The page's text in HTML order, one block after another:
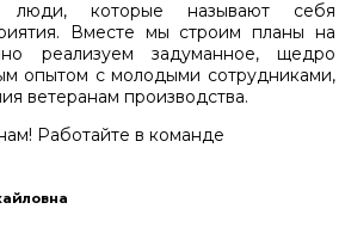
люди, которые называют себя
Вместе мы строим планы на
реализуем задуманное, щедро
опытом с молодыми сотрудниками,
ветеранам производства.
Работайте в команде